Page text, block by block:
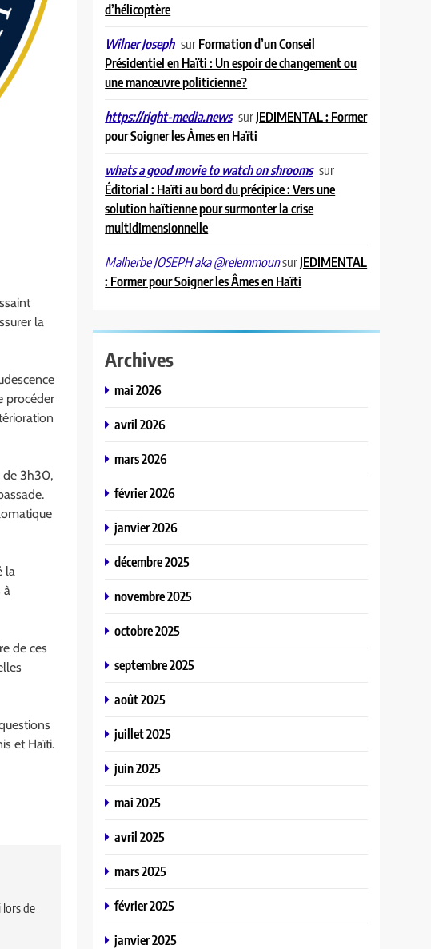
la
procéder
de 3h30,
la
à
de ces
et Haïti.
lors de
d’hélicoptère
Wilner Joseph surFormation d’un Conseil
Présidentiel en Haïti : Un espoir de changement ou
une manœuvre politicienne?
https://right-media.news surJEDIMENTAL : Former
pour Soigner les Âmes en Haïti
whats a good movie to watch on shrooms sur
Éditorial : Haïti au bord du précipice : Vers une
solution haïtienne pour surmonter la crise
multidimensionnelle
Malherbe JOSEPH aka @relemmounsurJEDIMENTAL
: Former pour Soigner les Âmes en Haïti
Archives
mai 2026
avril 2026
mars 2026
février 2026
janvier 2026
décembre 2025
novembre 2025
octobre 2025
septembre 2025
août 2025
juillet 2025
juin 2025
mai 2025
avril 2025
mars 2025
février 2025
janvier 2025